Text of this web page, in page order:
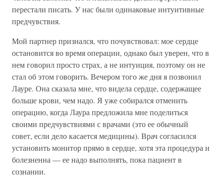
перестали писать. У нас были одинаковые интуитивные
предчувствия.
Мой партнер признался, что почувствовал: мое сердце
остановится во время операции, однако был уверен, что в
нем говорил просто страх, а не интуиция, поэтому он не
стал об этом говорить. Вечером того же дня я позвонил
Лауре. Она сказала мне, что видела сердце, содержащее
больше крови, чем надо. Я уже собирался отменить
операцию, когда Лаура предложила мне поделиться
своими предчувствиями с врачами (это ее обычный
совет, если дело касается медицины). Врач согласился
установить монитор прямо в сердце, хотя эта процедура и
болезненна — ее надо выполнять, пока пациент в
сознании.